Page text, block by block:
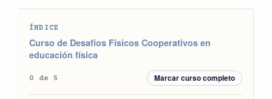
ÍNDICE
Curso de Desafíos Físicos Cooperativos en
educación física
0 de 5 Marcar curso completo